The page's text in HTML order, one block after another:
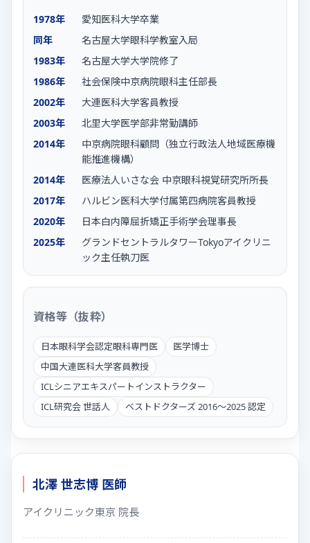
1978年
愛知医科大学卒業
同年
名古屋大学眼科学教室入局
1983年
名古屋大学大学院修了
1986年
社会保険中京病院眼科主任部長
2002年
大連医科大学客員教授
2003年
北里大学医学部非常勤講師
2014年
中京病院眼科顧問（独立行政法人地域医療機
能推進機構）
2014年
医療法人いさな会 中京眼科視覚研究所所長
2017年
ハルビン医科大学付属第四病院客員教授
2020年
日本白内障屈折矯正手術学会理事長
2025年
グランドセントラルタワーTokyoアイクリニ
ック主任執刀医
資格等（抜粋）
日本眼科学会認定眼科専門医
医学博士
中国大連医科大学客員教授
ICLシニアエキスパートインストラクター
ICL研究会 世話人
ベストドクターズ 2016〜2025 認定
北澤 世志博 医師
アイクリニック東京 院長